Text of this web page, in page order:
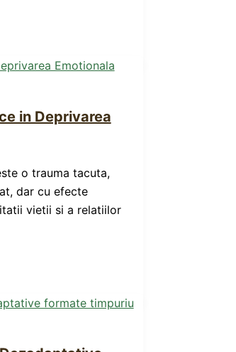
in Deprivarea
o trauma tacuta,
dar cu efecte
vietii si a relatiilor